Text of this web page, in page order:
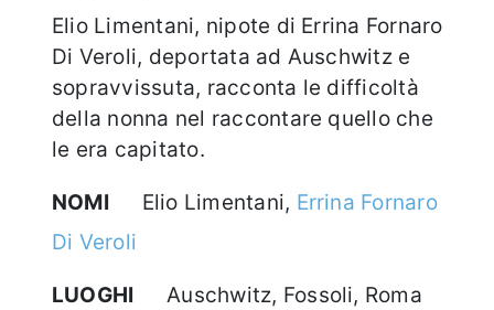
Elio Limentani, nipote di Errina Fornaro
Di Veroli, deportata ad Auschwitz e
sopravvissuta, racconta le difficoltà
della nonna nel raccontare quello che
le era capitato.
NOMI Elio Limentani, Errina Fornaro
Di Veroli
LUOGHI Auschwitz, Fossoli, Roma